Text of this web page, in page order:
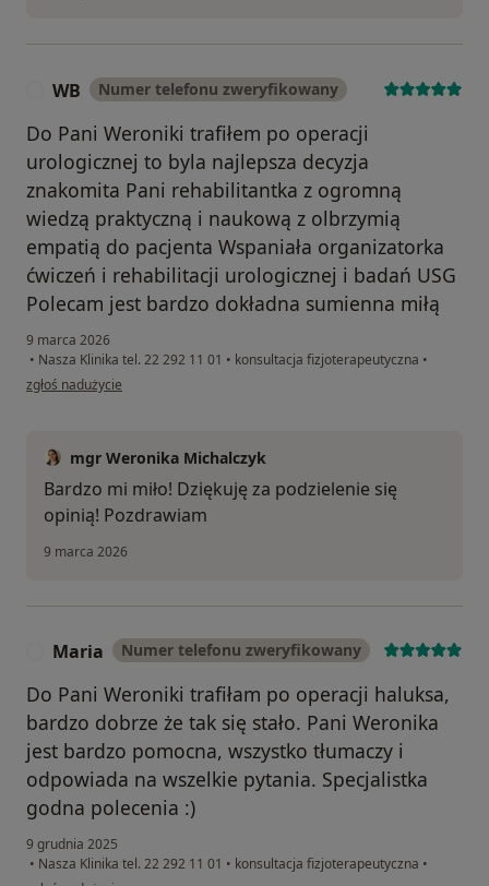
WB Numer telefonu zweryfikowany
Do Pani Weroniki trafiłem po operacji
urologicznej to byla najlepsza decyzja
znakomita Pani rehabilitantka z ogromną
wiedzą praktyczną i naukową z olbrzymią
empatią do pacjenta Wspaniała organizatorka
ćwiczeń i rehabilitacji urologicznej i badań USG
Polecam jest bardzo dokładna sumienna miłą
9 marca 2026
• Nasza Klinika tel. 22 292 11 01 • konsultacja fizjoterapeutyczna •
w opinii użytkownika WB
zgłoś nadużycie
mgr Weronika Michalczyk
Bardzo mi miło! Dziękuję za podzielenie się
opinią! Pozdrawiam
9 marca 2026
Maria Numer telefonu zweryfikowany
Do Pani Weroniki trafiłam po operacji haluksa,
bardzo dobrze że tak się stało. Pani Weronika
jest bardzo pomocna, wszystko tłumaczy i
odpowiada na wszelkie pytania. Specjalistka
godna polecenia :)
9 grudnia 2025
• Nasza Klinika tel. 22 292 11 01 • konsultacja fizjoterapeutyczna •